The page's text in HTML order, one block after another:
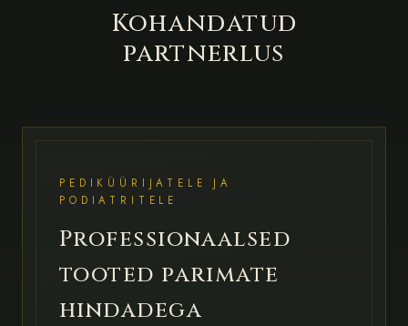
Kohandatud
partnerlus
PEDIKÜÜRIJATELE JA
PODIATRITELE
Professionaalsed
tooted parimate
hindadega